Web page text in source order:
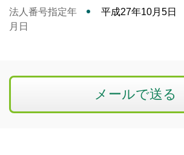
法人番号指定年
月日
平成27年10月5日
メールで送る